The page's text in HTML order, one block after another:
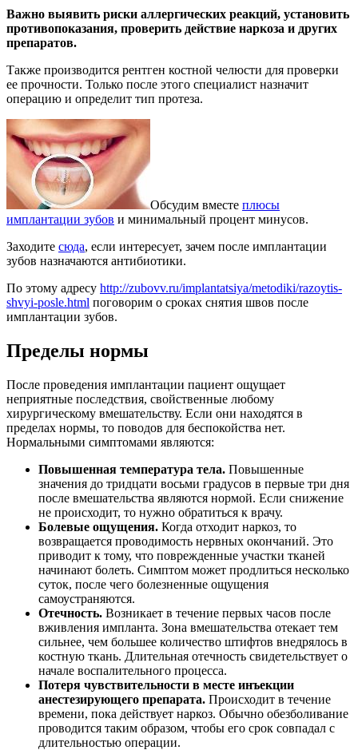
Важно выявить риски аллергических реакций, установить
противопоказания, проверить действие наркоза и других
препаратов.
Также производится рентген костной челюсти для проверки
ее прочности. Только после этого специалист назначит
операцию и определит тип протеза.
Обсудим вместе плюсы
имплантации зубов и минимальный процент минусов.
Заходите сюда, если интересует, зачем после имплантации
зубов назначаются антибиотики.
По этому адресу http://zubovv.ru/implantatsiya/metodiki/razoytis-
shvyi-posle.html поговорим о сроках снятия швов после
имплантации зубов.
Пределы нормы
После проведения имплантации пациент ощущает
неприятные последствия, свойственные любому
хирургическому вмешательству. Если они находятся в
пределах нормы, то поводов для беспокойства нет.
Нормальными симптомами являются:
Повышенная температура тела. Повышенные
значения до тридцати восьми градусов в первые три дня
после вмешательства являются нормой. Если снижение
не происходит, то нужно обратиться к врачу.
Болевые ощущения. Когда отходит наркоз, то
возвращается проводимость нервных окончаний. Это
приводит к тому, что поврежденные участки тканей
начинают болеть. Симптом может продлиться несколько
суток, после чего болезненные ощущения
самоустраняются.
Отечность. Возникает в течение первых часов после
вживления импланта. Зона вмешательства отекает тем
сильнее, чем большее количество штифтов внедрялось в
костную ткань. Длительная отечность свидетельствует о
начале воспалительного процесса.
Потеря чувствительности в месте инъекции
анестезирующего препарата. Происходит в течение
времени, пока действует наркоз. Обычно обезболивание
проводится таким образом, чтобы его срок совпадал с
длительностью операции.